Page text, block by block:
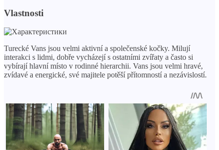
Vlastnosti
Turecké Vans jsou velmi aktivní a společenské kočky. Milují
interakci s lidmi, dobře vycházejí s ostatními zvířaty a často si
vybírají hlavní místo v rodinné hierarchii. Vans jsou velmi hravé,
zvídavé a energické, své majitele potěší přítomností a nezávislostí.